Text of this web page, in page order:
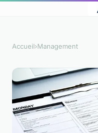
Accueil›Management